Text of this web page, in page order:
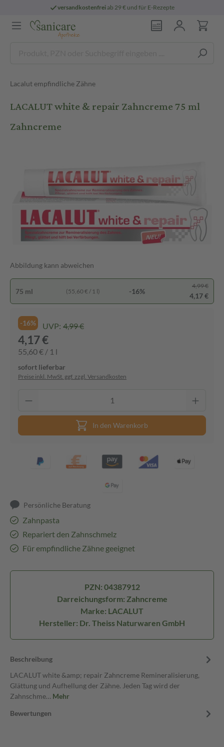
versandkostenfreiab 29 € und für E-Rezepte
Lacalut empfindliche Zähne
LACALUT white & repair Zahncreme 75 ml
Zahncreme
Abbildung kann abweichen
75 ml (55,60 € / 1 l) -16%
4,99 €
4,17 €
-16% UVP: 4,99 €
4,17 €
55,60 € / 1 l
sofort lieferbar
Preise inkl. MwSt. ggf. zzgl. Versandkosten
In den Warenkorb
Persönliche Beratung
Zahnpasta
Repariert den Zahnschmelz
Für empfindliche Zähne geeignet
PZN: 04387912
Darreichungsform: Zahncreme
Marke: LACALUT
Hersteller: Dr. Theiss Naturwaren GmbH
Beschreibung
LACALUT white &amp; repair Zahncreme Remineralisierung,
Glättung und Aufhellung der Zähne. Jeden Tag wird der
Zahnschme… Mehr
Bewertungen